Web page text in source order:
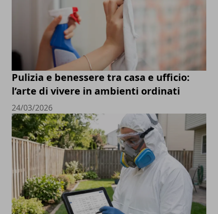
Pulizia e benessere tra casa e ufficio:
l’arte di vivere in ambienti ordinati
24/03/2026